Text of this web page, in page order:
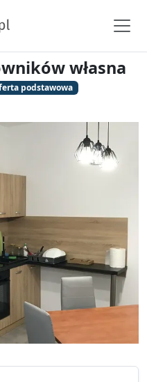
własna
podstawowa